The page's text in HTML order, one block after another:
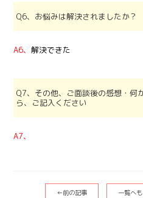
Q6、お悩みは解決されましたか？
A6、解決できた
Q7、その他、ご面談後の感想・何
ら、ご記入ください
A7、
←前の記事 一覧へ